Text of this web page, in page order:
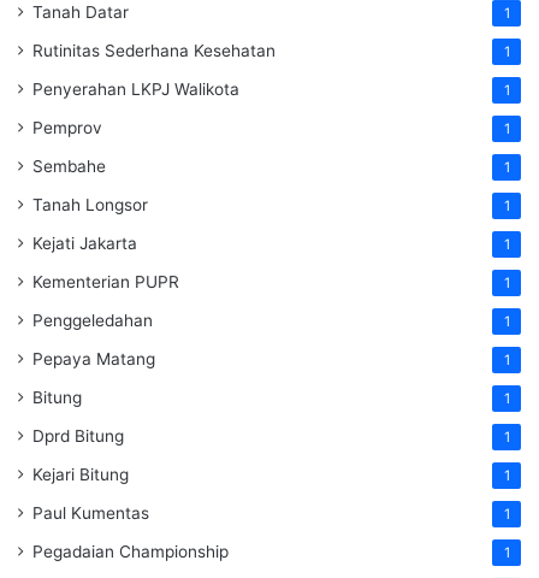
Tanah Datar 1
Rutinitas Sederhana Kesehatan 1
Penyerahan LKPJ Walikota 1
Pemprov 1
Sembahe 1
Tanah Longsor 1
Kejati Jakarta 1
Kementerian PUPR 1
Penggeledahan 1
Pepaya Matang 1
Bitung 1
Dprd Bitung 1
Kejari Bitung 1
Paul Kumentas 1
Pegadaian Championship 1